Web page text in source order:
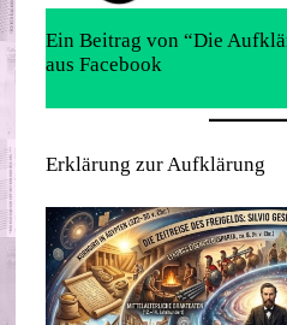
Ein Beitrag von “Die
aus Facebook
Erklärung zur Aufklärung